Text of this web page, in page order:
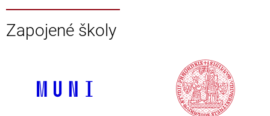
Zapojené školy